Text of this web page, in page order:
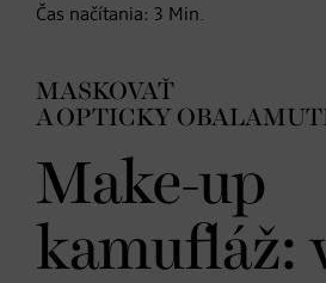
Čas načítania: 3 Min.
MASKOVAŤ
A OPTICKY
Make-up
kamufláž: